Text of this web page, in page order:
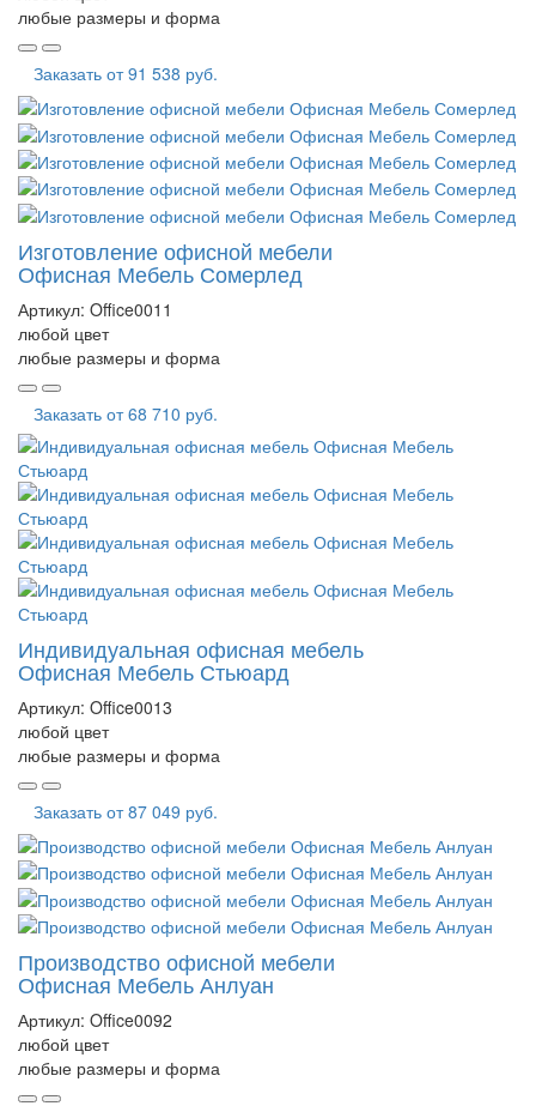
любые размеры и форма
Заказать от91 538 руб.
Изготовление офисной мебели
Офисная Мебель Сомерлед
Артикул: Office0011
любой цвет
любые размеры и форма
Заказать от68 710 руб.
Индивидуальная офисная мебель
Офисная Мебель Стьюард
Артикул: Office0013
любой цвет
любые размеры и форма
Заказать от87 049 руб.
Производство офисной мебели
Офисная Мебель Анлуан
Артикул: Office0092
любой цвет
любые размеры и форма